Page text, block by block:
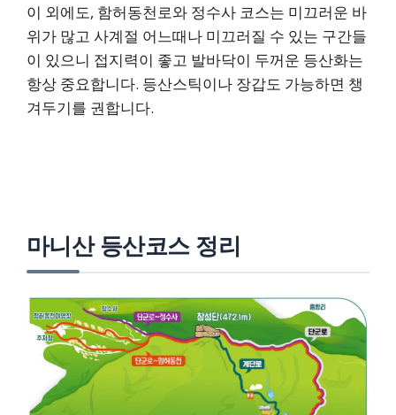
이 외에도, 함허동천로와 정수사 코스는 미끄러운 바
위가 많고 사계절 어느때나 미끄러질 수 있는 구간들
이 있으니 접지력이 좋고 발바닥이 두꺼운 등산화는
항상 중요합니다. 등산스틱이나 장갑도 가능하면 챙
겨두기를 권합니다.
마니산 등산코스 정리